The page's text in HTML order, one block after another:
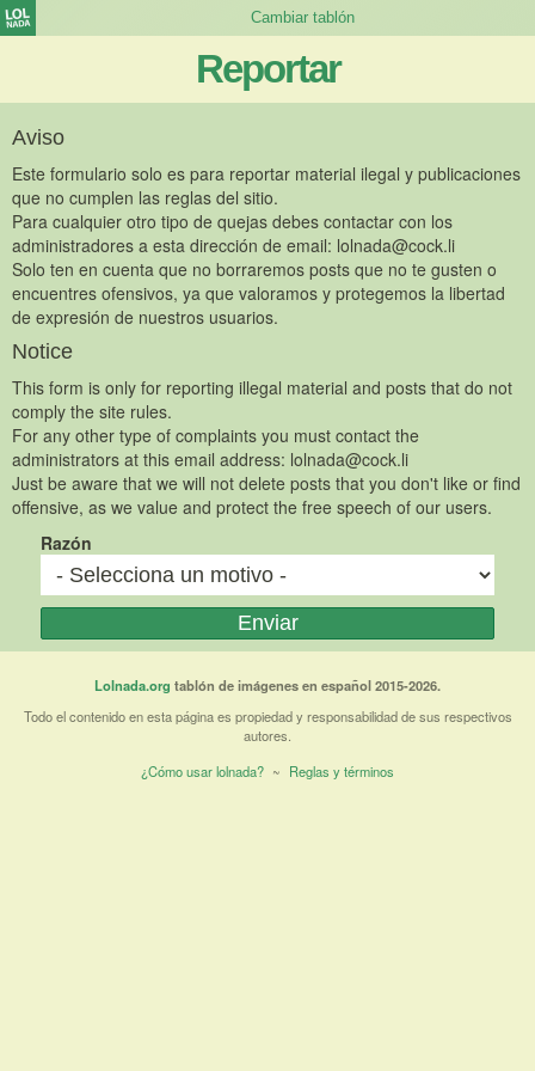
Reportar
Aviso
Este formulario solo es para reportar material ilegal y publicaciones
que no cumplen las reglas del sitio.
Para cualquier otro tipo de quejas debes contactar con los
administradores a esta dirección de email: lolnada@cock.li
Solo ten en cuenta que no borraremos posts que no te gusten o
encuentres ofensivos, ya que valoramos y protegemos la libertad
de expresión de nuestros usuarios.
Notice
This form is only for reporting illegal material and posts that do not
comply the site rules.
For any other type of complaints you must contact the
administrators at this email address: lolnada@cock.li
Just be aware that we will not delete posts that you don't like or find
offensive, as we value and protect the free speech of our users.
Razón
Lolnada.org tablón de imágenes en español 2015-2026.
Todo el contenido en esta página es propiedad y responsabilidad de sus respectivos
autores.
¿Cómo usar lolnada? ~ Reglas y términos